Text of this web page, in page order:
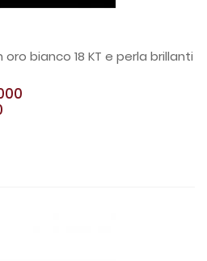
oro bianco 18 KT e perla brillanti